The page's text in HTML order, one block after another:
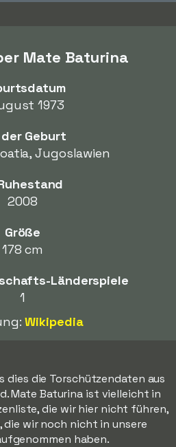
Mate Baturina
1973
Geburt
Jugoslawien
2008
Größe
178 cm
Länderspiele
1
Wikipedia
dies die Torschützendaten aus
Mate Baturina ist vielleicht in
die wir hier nicht führen,
die wir noch nicht in unsere
haben.